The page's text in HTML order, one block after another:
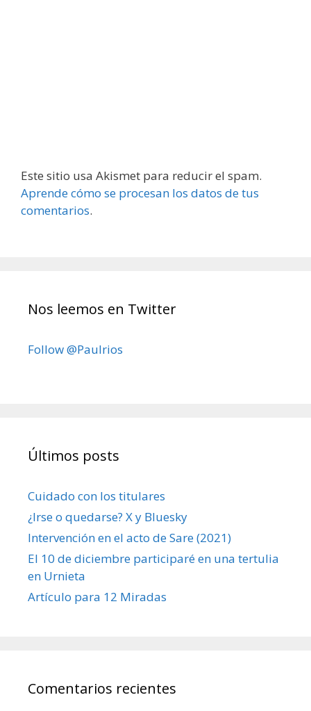
Este sitio usa Akismet para reducir el spam.
Aprende cómo se procesan los datos de tus
comentarios.
Nos leemos en Twitter
Follow @Paulrios
Últimos posts
Cuidado con los titulares
¿Irse o quedarse? X y Bluesky
Intervención en el acto de Sare (2021)
El 10 de diciembre participaré en una tertulia
en Urnieta
Artículo para 12 Miradas
Comentarios recientes